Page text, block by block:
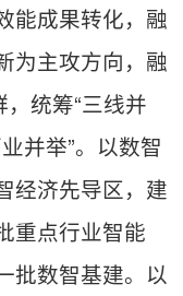
能成果转化，融
为主攻方向，融
，统筹“三线并
并举”。以数智
经济先导区，建
重点行业智能
批数智基建。以